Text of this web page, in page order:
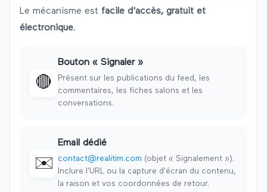
Le mécanisme est facile d'accès, gratuit et
électronique.
🔴
Bouton « Signaler »
Présent sur les publications du feed, les
commentaires, les fiches salons et les
conversations.
✉️
Email dédié
contact@realitim.com (objet « Signalement »).
Inclure l'URL ou la capture d'écran du contenu,
la raison et vos coordonnées de retour.